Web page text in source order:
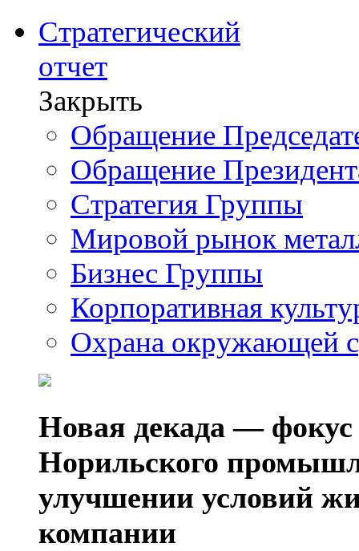
Стратегический
отчет
Закрыть
Обращение
Обращение
Стратегия Группы
Мировой рынок
Бизнес Группы
Корпоративная
Охрана окружающей
Новая декада — фокус
Норильского
улучшении условий
компании